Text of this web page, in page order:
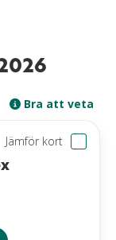
Bra att veta
Jämför kort